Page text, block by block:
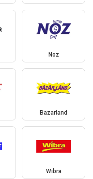
Noz
Bazarland
Wibra